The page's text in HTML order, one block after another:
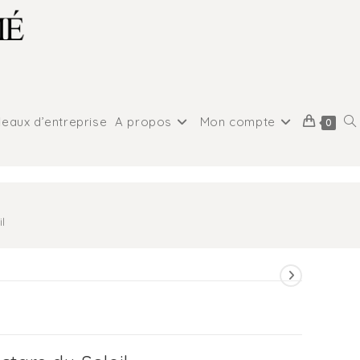
d’entreprise A propos Mon compte 0